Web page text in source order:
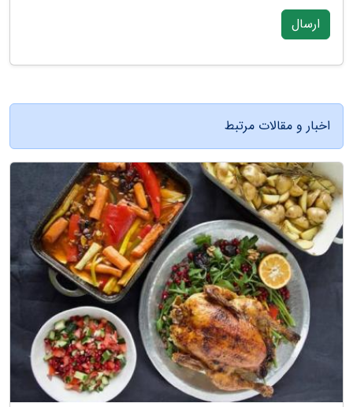
ارسال
اخبار و مقالات مرتبط